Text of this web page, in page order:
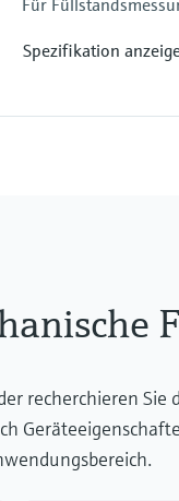
Für
Spezifikation
recherchieren Sie